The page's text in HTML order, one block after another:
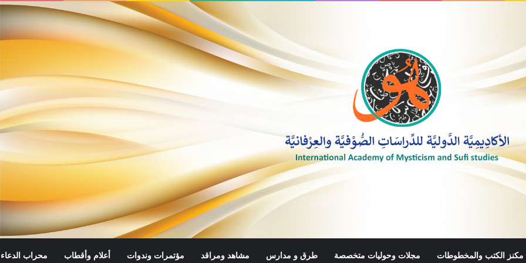
مكنز الكتب والمخطوطات مجلات وحوليات متخصصة طرق و مدارس مشاهد ومراقد مؤتمرات وندوات أعلام وأقطاب محراب الدعاء